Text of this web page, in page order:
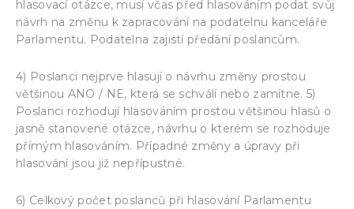
hlasovací otázce, musí včas před hlasováním podat svůj
návrh na změnu k zapracování na podatelnu kanceláře
Parlamentu. Podatelna zajistí předání poslancům.
4) Poslanci nejprve hlasují o návrhu změny prostou
většinou ANO / NE, která se schválí nebo zamítne. 5)
Poslanci rozhodují hlasováním prostou většinou hlasů o
jasně stanovené otázce, návrhu o kterém se rozhoduje
přímým hlasováním. Případné změny a úpravy při
hlasování jsou již nepřípustné.
6) Celkový počet poslanců při hlasování Parlamentu